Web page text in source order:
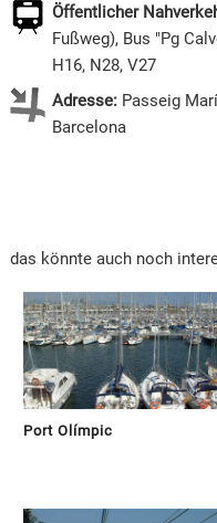
Öffentlicher
Fußweg), Bus "Pg
H16, N28, V27
Adresse:Passeig
Barcelona
das könnte auch noch
Port Olímpic